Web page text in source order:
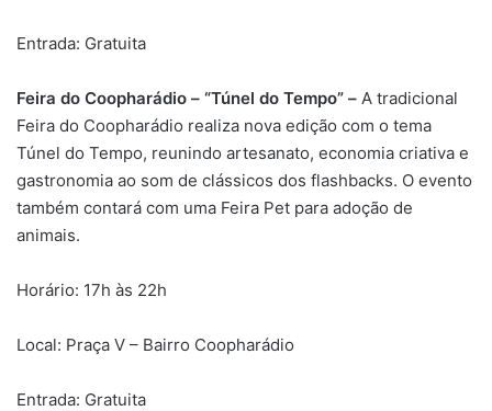
Entrada: Gratuita
Feira do Coopharádio – “Túnel do Tempo” – A tradicional
Feira do Coopharádio realiza nova edição com o tema
Túnel do Tempo, reunindo artesanato, economia criativa e
gastronomia ao som de clássicos dos flashbacks. O evento
também contará com uma Feira Pet para adoção de
animais.
Horário: 17h às 22h
Local: Praça V – Bairro Coopharádio
Entrada: Gratuita